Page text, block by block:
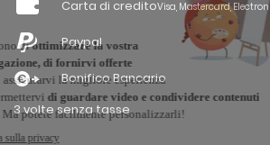
Carta di creditoVisa, Mastercard, Electron
Paypal
Bonifico Bancario
3 volte senza tasse